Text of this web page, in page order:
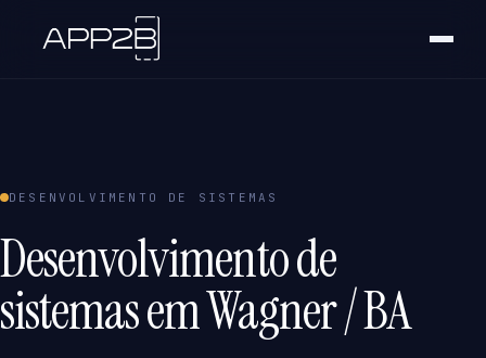
DESENVOLVIMENTO DE SISTEMAS
Desenvolvimento de
sistemas em Wagner / BA